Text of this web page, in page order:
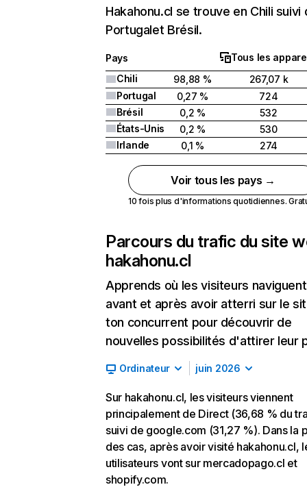
Hakahonu.cl se trouve en Chili suivi
Portugalet Brésil.
Pays
Tous les
Chili
98,88 %
267,07 k
Portugal
0,27 %
724
Brésil
0,2 %
532
États-Unis
0,2 %
530
Irlande
0,1 % 274
Voir tous les pays →
10 fois plus d'informations quotidiennes.
Parcours du trafic du site
hakahonu.cl
Apprends où les visiteurs naviguent
avant et après avoir atterri sur le
ton concurrent pour découvrir de
nouvelles possibilités d'attirer leur
Ordinateur juin 2026
Sur hakahonu.cl, les visiteurs viennent
principalement de Direct (36,68 % du
suivi de google.com (31,27 %). Dans la
des cas, après avoir visité hakahonu.cl,
utilisateurs vont sur mercadopago.cl et
shopify.com.